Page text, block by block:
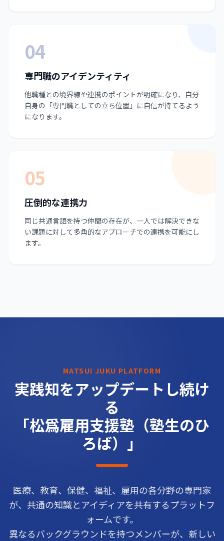
04
専門職のアイデンティティ
他職種との境界線や連携のポイントが明確になり、自分
自身の「専門職としての立ち位置」に自信が持てるよう
になります。
05
圧倒的な連携力
同じ共通言語を持つ仲間の存在が、一人では解決できな
い課題に対して多角的なアプローチでの連携を可能にし
ます。
MATSUI JUKU PLATFORM
実践知をアップデートし続け
る
「松爲雇用支援塾（塾生のひ
ろば）」
医療、教育、保健、福祉、雇用の各分野の専門家
が、共通の知識とアイディアを共有するプラットフ
ォームです。
異なるバックグラウンドを持つメンバーが、新しい